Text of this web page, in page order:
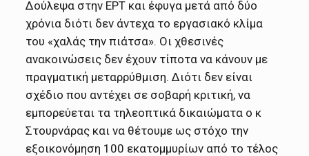
Δούλεψα στην ΕΡΤ και έφυγα μετά από δύο
χρόνια διότι δεν άντεχα το εργασιακό κλίμα
του «χαλάς την πιάτσα». Οι χθεσινές
ανακοινώσεις δεν έχουν τίποτα να κάνουν με
πραγματική μεταρρύθμιση. Διότι δεν είναι
σχέδιο που αντέχει σε σοβαρή κριτική, να
εμπορεύεται τα τηλεοπτικά δικαιώματα ο κ
Στουρνάρας και να θέτουμε ως στόχο την
εξοικονόμηση 100 εκατομμυρίων από το τέλος